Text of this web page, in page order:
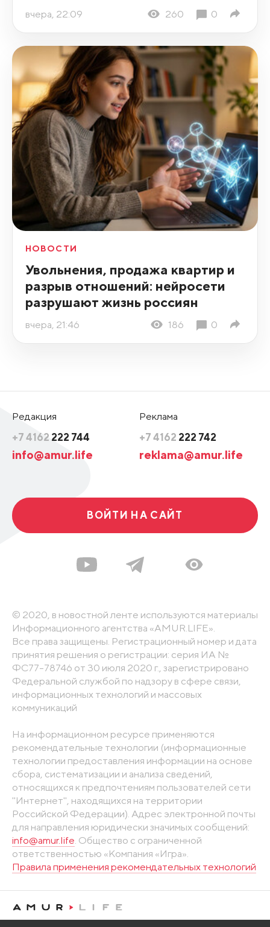
вчера, 22:09 260 0
НОВОСТИ
Увольнения, продажа квартир и
разрыв отношений: нейросети
разрушают жизнь россиян
вчера, 21:46 186 0
Редакция
+7 4162 222 744
info@amur.life
Реклама
+7 4162 222 742
reklama@amur.life
ВОЙТИ НА САЙТ
© 2020, в новостной ленте используются материалы
Информационного агентства «AMUR.LIFE».
Все права защищены. Регистрационный номер и дата
принятия решения о регистрации: серия ИА №
ФС77-78746 от 30 июля 2020 г., зарегистрировано
Федеральной службой по надзору в сфере связи,
информационных технологий и массовых
коммуникаций
На информационном ресурсе применяются
рекомендательные технологии (информационные
технологии предоставления информации на основе
сбора, систематизации и анализа сведений,
относящихся к предпочтениям пользователей сети
"Интернет", находящихся на территории
Российской Федерации). Адрес электронной почты
для направления юридически значимых сообщений:
info@amur.life. Общество с ограниченной
ответственностью «Компания «Игра».
Правила применения рекомендательных технологий